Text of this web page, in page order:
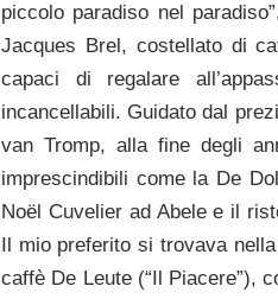
piccolo paradiso nel
Jacques Brel, costellato di
capaci di regalare
incancellabili. Guidato dal
van Tromp, alla fine degli
imprescindibili come la De
Noël Cuvelier ad Abele e il
Il mio preferito si trovava
caffè De Leute (“Il Piacere”),